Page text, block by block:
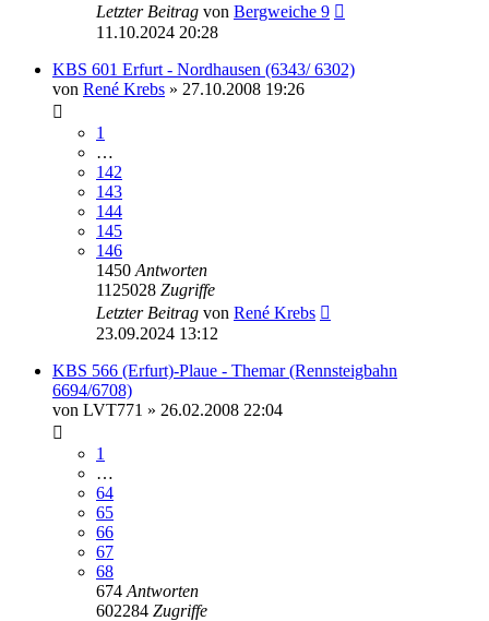
Letzter Beitrag von Bergweiche 9
11.10.2024 20:28
KBS 601 Erfurt - Nordhausen (6343/ 6302)
von René Krebs » 27.10.2008 19:26
1
…
142
143
144
145
146
1450 Antworten
1125028 Zugriffe
Letzter Beitrag von René Krebs
23.09.2024 13:12
KBS 566 (Erfurt)-Plaue - Themar (Rennsteigbahn
6694/6708)
von LVT771 » 26.02.2008 22:04
1
…
64
65
66
67
68
674 Antworten
602284 Zugriffe